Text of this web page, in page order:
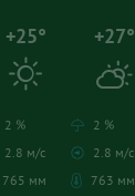
+25°
2 %
2.8 м/с
765 мм
+27°
2 %
2.8 м/с
763 мм